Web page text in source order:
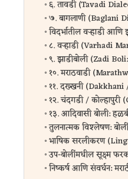
६. तावडी (Tavadi
७. बागलाणी (Baglani
विदर्भातील वऱ्हाडी
८. वऱ्हाडी (Varhadi
९. झाडीबोली (Zadi
१०. मराठवाडी
११. दख्खनी
१२. चंदगडी /
१३. आदिवासी बोली:
तुलनात्मक विश्लेषण:
भाषिक सरलीकरण
उप-बोलींमधील सूक्ष्म
निष्कर्ष आणि संवर्धन: